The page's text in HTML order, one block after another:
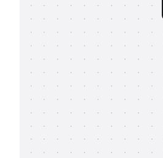
私有化部署
客户案例
帮助中心